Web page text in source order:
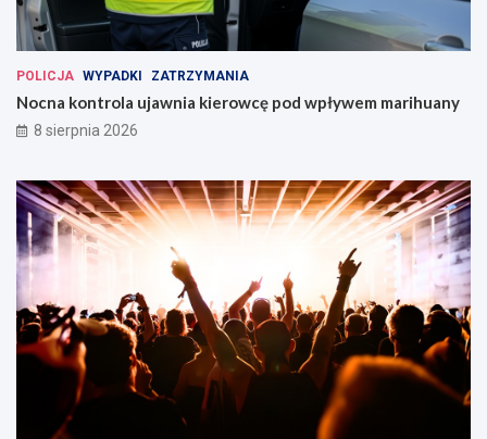
POLICJA WYPADKI ZATRZYMANIA
Nocna kontrola ujawnia kierowcę pod wpływem marihuany
8 sierpnia 2026